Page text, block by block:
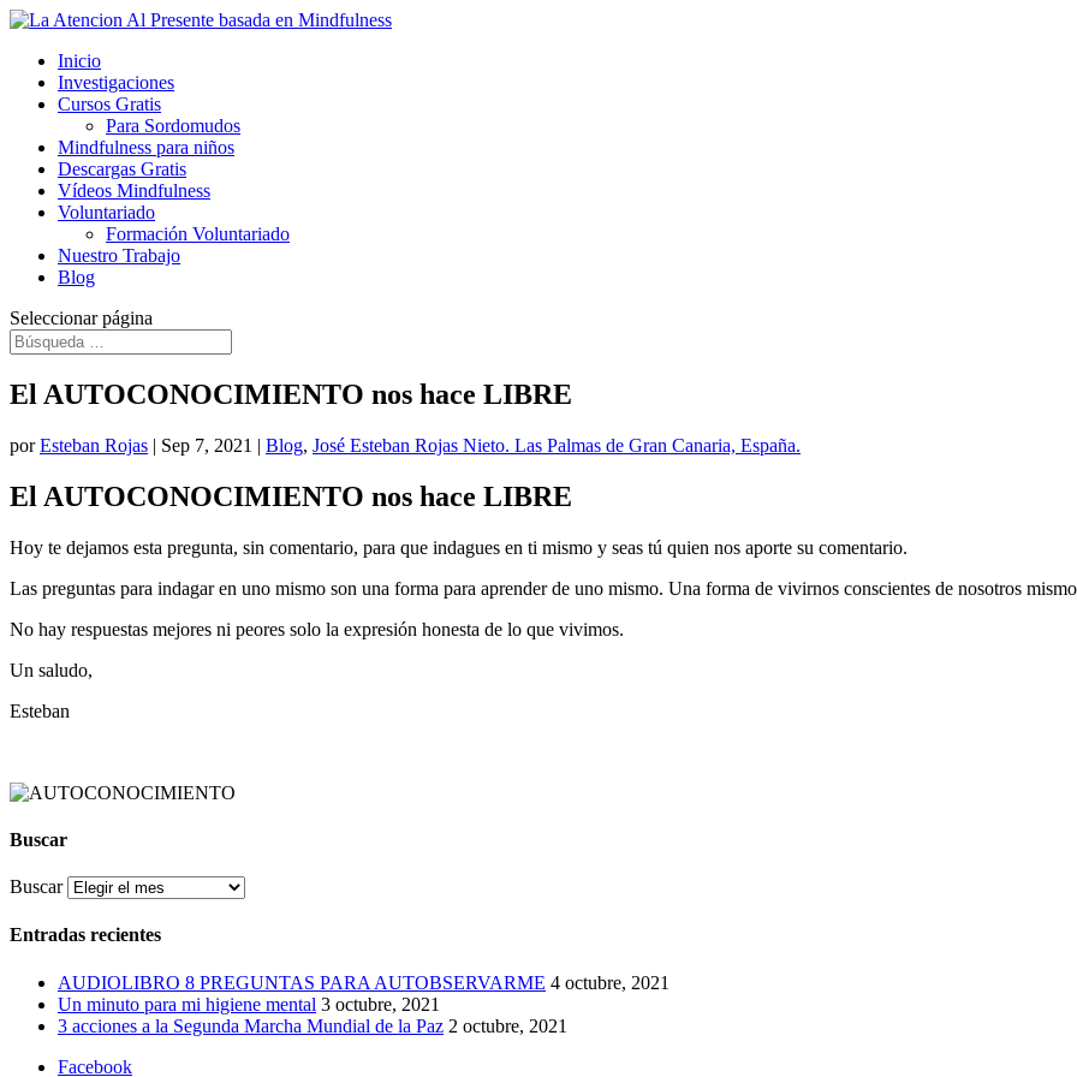
Inicio
Investigaciones
Cursos Gratis
Para Sordomudos
Mindfulness para niños
Descargas Gratis
Vídeos Mindfulness
Voluntariado
Formación Voluntariado
Nuestro Trabajo
Blog
Seleccionar página
El AUTOCONOCIMIENTO nos hace LIBRE
porEsteban Rojas | Sep 7, 2021 | Blog, José Esteban Rojas Nieto. Las Palmas de Gran Canaria, España.
El AUTOCONOCIMIENTO nos hace LIBRE
Hoy te dejamos esta pregunta, sin comentario, para que indagues en ti mismo y seas tú quien nos aporte su comentario.
Las preguntas para indagar en uno mismo son una forma para aprender de uno mismo. Una forma de vivirnos conscientes de nosotros
No hay respuestas mejores ni peores solo la expresión honesta de lo que vivimos.
Un saludo,
Esteban
Buscar
Buscar
Entradas recientes
AUDIOLIBRO 8 PREGUNTAS PARA AUTOBSERVARME 4 octubre, 2021
Un minuto para mi higiene mental 3 octubre, 2021
3 acciones a la Segunda Marcha Mundial de la Paz 2 octubre, 2021
Facebook